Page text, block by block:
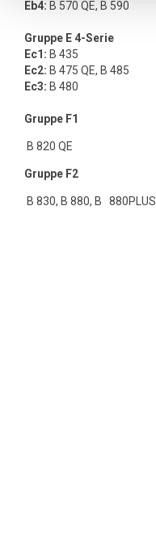
Eb4: B 570 QE, B 590
Gruppe E 4-Serie
Ec1: B 435
Ec2: B 475 QE, B 485
Ec3: B 480
Gruppe F1
B 820 QE
Gruppe F2
B 830, B 880, B 880PLUS